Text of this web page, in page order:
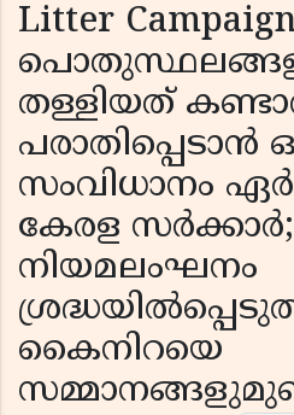
Litter Campaign
തള്ളിയത്
പരാതിപ്പെടാന്‍
സംവിധാനം
കേരള സര്‍ക്കാര്‍;
നിയമലംഘനം
കൈനിറയെ